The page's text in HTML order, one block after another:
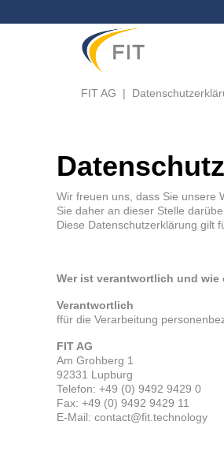
FIT AG
Wir freuen uns, dass Sie unsere
Sie daher an dieser Stelle
Diese Datenschutzerklärung gilt
Wer ist verantwortlich und wie
Verantwortlich
ffür die Verarbeitung
FIT AG
Am Grohberg 1
92331 Lupburg
Telefon: +49 (0) 9492 9429 0
Fax: +49 (0) 9492 9429 11
E-Mail: contact@fit.technology